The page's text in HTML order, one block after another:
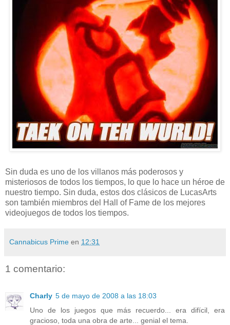
Sin duda es uno de los villanos más poderosos y
misteriosos de todos los tiempos, lo que lo hace un héroe de
nuestro tiempo. Sin duda, estos dos clásicos de LucasArts
son también miembros del Hall of Fame de los mejores
videojuegos de todos los tiempos.
Cannabicus Prime en 12:31
1 comentario:
Charly 5 de mayo de 2008 a las 18:03
Uno de los juegos que más recuerdo... era difícil, era
gracioso, toda una obra de arte... genial el tema.